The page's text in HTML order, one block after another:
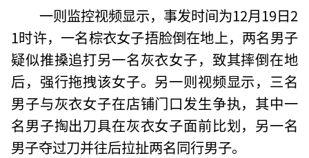
一则监控视频显示，事发时间为12月19日2
1时许，一名棕衣女子捂脸倒在地上，两名男子
疑似推搡追打另一名灰衣女子，致其摔倒在地
后，强行拖拽该女子。另一则视频显示，三名
男子与灰衣女子在店铺门口发生争执，其中一
名男子掏出刀具在灰衣女子面前比划，另一名
男子夺过刀并往后拉扯两名同行男子。